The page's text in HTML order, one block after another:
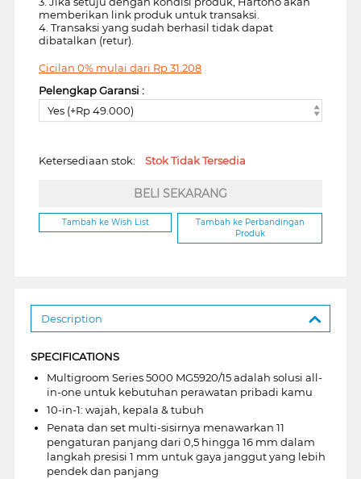
memberikan link produk untuk transaksi.
4. Transaksi yang sudah berhasil tidak dapat
dibatalkan (retur).
Cicilan 0% mulai dari Rp31.208
Pelengkap Garansi :
Yes (+Rp 49.000)
Ketersediaan stok: Stok Tidak Tersedia
BELI SEKARANG
Tambah ke Wish List
Tambah ke Perbandingan
Produk
Description
SPECIFICATIONS
Multigroom Series 5000 MG5920/15 adalah solusi all-
in-one untuk kebutuhan perawatan pribadi kamu
10-in-1: wajah, kepala & tubuh
Penata dan set multi-sisirnya menawarkan 11
pengaturan panjang dari 0,5 hingga 16 mm dalam
langkah presisi 1 mm untuk gaya janggut yang lebih
pendek dan panjang